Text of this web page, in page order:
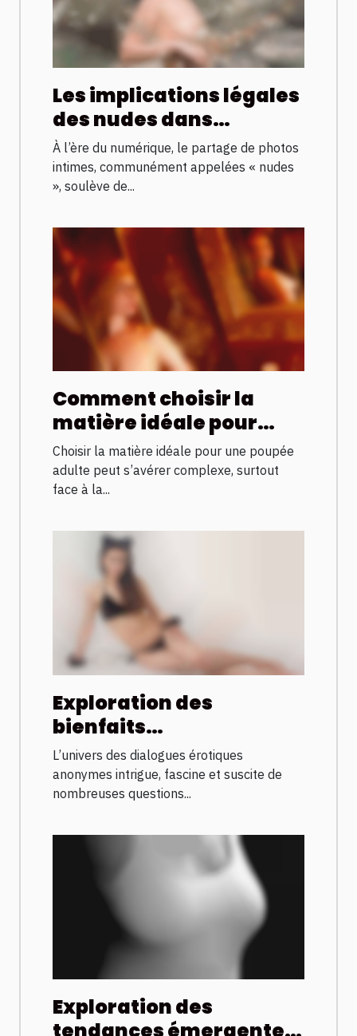
Les implications légales
des nudes dans
différentes juridictions
À l’ère du numérique, le partage de photos
intimes, communément appelées « nudes
», soulève de...
Comment choisir la
matière idéale pour
votre poupée adulte ?
Choisir la matière idéale pour une poupée
adulte peut s’avérer complexe, surtout
face à la...
Exploration des
bienfaits
psychologiques des
dialogues érotiques
anonymes
L’univers des dialogues érotiques
anonymes intrigue, fascine et suscite de
nombreuses questions...
Exploration des
tendances émergentes